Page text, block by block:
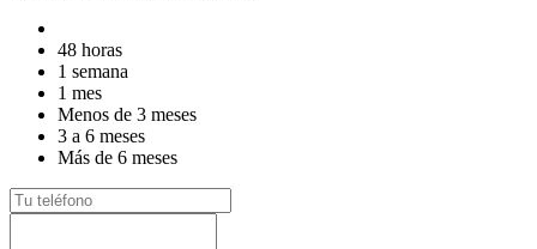
48 horas
1 semana
1 mes
Menos de 3 meses
3 a 6 meses
Más de 6 meses